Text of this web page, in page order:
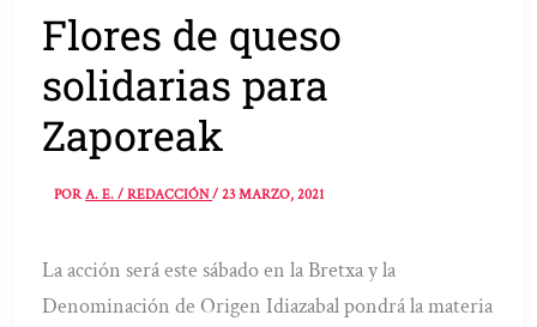
Flores de queso
solidarias para
Zaporeak
PORA. E. / REDACCIÓN/23 MARZO, 2021
La acción será este sábado en la Bretxa y la
Denominación de Origen Idiazabal pondrá la materia